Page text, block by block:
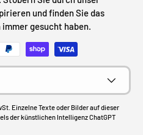
und finden Sie das
gesucht haben.
Einzelne Texte oder Bilder auf dieser
der künstlichen Intelligenz ChatGPT